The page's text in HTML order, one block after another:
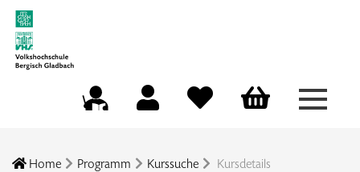
Menü
Home Programm Kurssuche Kursdetails